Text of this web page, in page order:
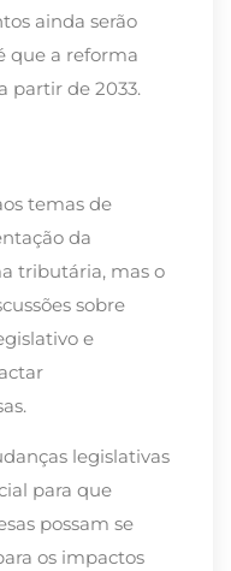
ainda serão
que a reforma
partir de 2033.
temas de
da
tributária, mas o
sobre
e
legislativas
para que
possam se
os impactos